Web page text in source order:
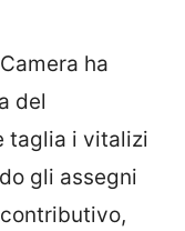
ha
del
taglia i vitalizi
gli assegni